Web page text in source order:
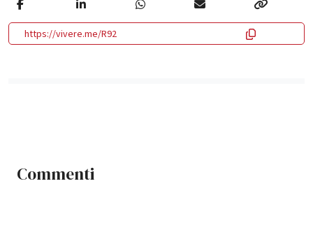
https://vivere.me/R92
Commenti